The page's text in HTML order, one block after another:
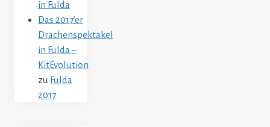
in Fulda
Das 2017’er
Drachenspektakel
in Fulda –
KitEvolution
zu Fulda
2017